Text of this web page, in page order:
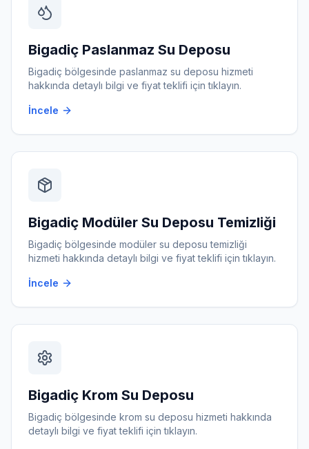
Bigadiç Paslanmaz Su Deposu
Bigadiç bölgesinde paslanmaz su deposu hizmeti
hakkında detaylı bilgi ve fiyat teklifi için tıklayın.
İncele
Bigadiç Modüler Su Deposu Temizliği
Bigadiç bölgesinde modüler su deposu temizliği
hizmeti hakkında detaylı bilgi ve fiyat teklifi için tıklayın.
İncele
Bigadiç Krom Su Deposu
Bigadiç bölgesinde krom su deposu hizmeti hakkında
detaylı bilgi ve fiyat teklifi için tıklayın.